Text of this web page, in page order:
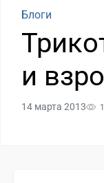
Блоги
и
14 марта 2013